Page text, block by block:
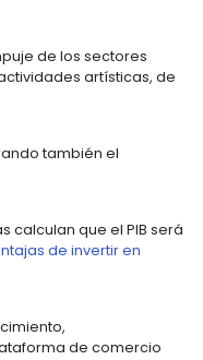
económica y 6
EL 2019?
1,8% debido al
y pesca (5,6%) y